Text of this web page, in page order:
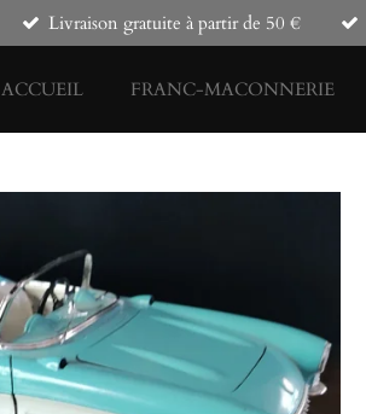
Livraison gratuite à partir de 50 €
ACCUEIL FRANC-MACONNERIE